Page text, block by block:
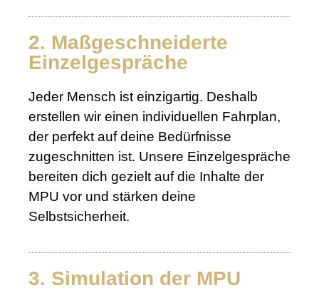
2. Maßgeschneiderte
Einzelgespräche
Jeder Mensch ist einzigartig. Deshalb
erstellen wir einen individuellen Fahrplan,
der perfekt auf deine Bedürfnisse
zugeschnitten ist. Unsere Einzelgespräche
bereiten dich gezielt auf die Inhalte der
MPU vor und stärken deine
Selbstsicherheit.
3. Simulation der MPU